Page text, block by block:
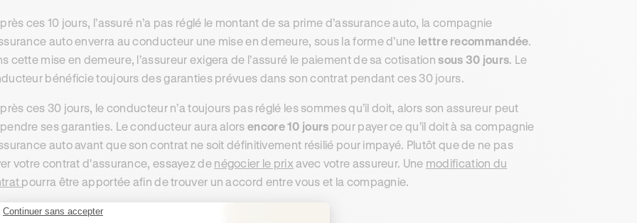
ces 10 jours, l’assuré n’a pas réglé le montant de sa prime d’assurance auto, la compagnie
auto enverra au conducteur une mise en demeure, sous la forme d’une lettre recommandée.
cette mise en demeure, l’assureur exigera de l’assuré le paiement de sa cotisationsous 30 jours. Le
bénéficie toujours des garanties prévues dans son contrat pendant ces 30 jours.
ces 30 jours, le conducteur n’a toujours pas réglé les sommes qu’il doit, alors son assureur peut
ses garanties. Le conducteur aura alors encore 10 jours pour payer ce qu’il doit à sa compagnie
auto avant que son contrat ne soit définitivement résilié pour impayé. Plutôt que de ne pas
votre contrat d'assurance, essayez de négocier le prix avec votre assureur. Une modification du
pourra être apportée afin de trouver un accord entre vous et la compagnie.
Continuer sans accepter